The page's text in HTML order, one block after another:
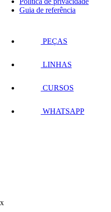
Guia de referência
PEÇAS
LINHAS
CURSOS
WHATSAPP
x